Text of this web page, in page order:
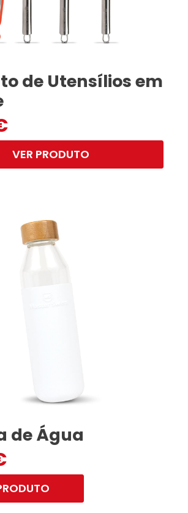
de Utensílios em
VER PRODUTO
de Água